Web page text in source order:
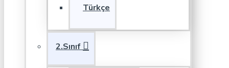
Türkçe
2.Sınıf